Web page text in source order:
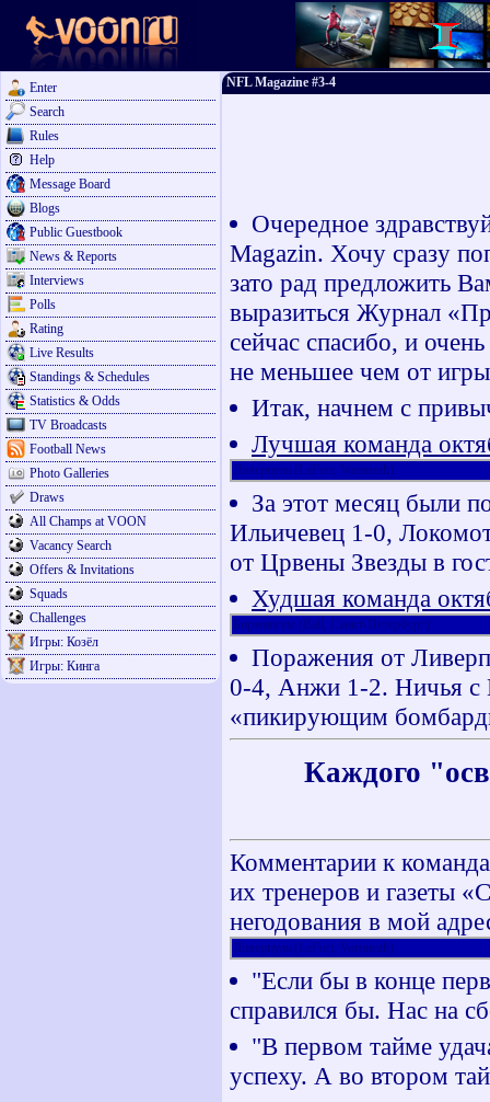
Enter
Search
Rules
Help
Message Board
Blogs
Public Guestbook
News & Reports
Interviews
Polls
Rating
Live Results
Standings & Schedules
Statistics & Odds
TV Broadcasts
Football News
Photo Galleries
Draws
All Champs at VOON
Vacancy Search
Offers & Invitations
Squads
Challenges
Игры: Козёл
Игры: Кинга
NFL Magazine #3-4
Очередное
Magazin. Хочу сразу
зато рад предложить
выразиться Журнал
сейчас спасибо, и
не меньшее чем от
Итак, начнем с
Лучшая команда
Ливерпуль (LeFort, Voronezh)
За этот месяц были
Ильичевец 1-0,
от Црвены Звезды в
Худшая команда
Бирмингем (Ball, Санкт-Петербург)
Поражения от
0-4, Анжи 1-2. Ничья с
«пикирующим
Каждого
Комментарии к
их тренеров и газеты
негодования в мой
Ливерпуль (LeFort, Voronezh)
"Если бы в конце
справился бы. Нас на
"В первом тайме
успеху. А во втором